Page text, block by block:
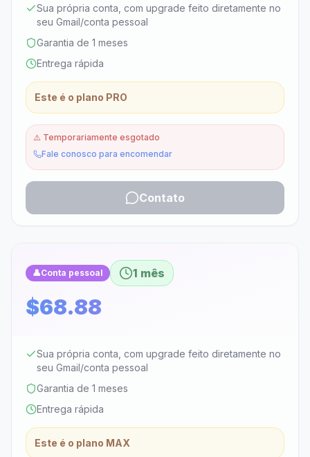
Sua própria conta, com upgrade feito diretamente no
seu Gmail/conta pessoal
Garantia de 1 meses
Entrega rápida
Este é o plano PRO
⚠️ Temporariamente esgotado
Fale conosco para encomendar
Contato
👤Conta pessoal 1 mês
$68.88
Sua própria conta, com upgrade feito diretamente no
seu Gmail/conta pessoal
Garantia de 1 meses
Entrega rápida
Este é o plano MAX